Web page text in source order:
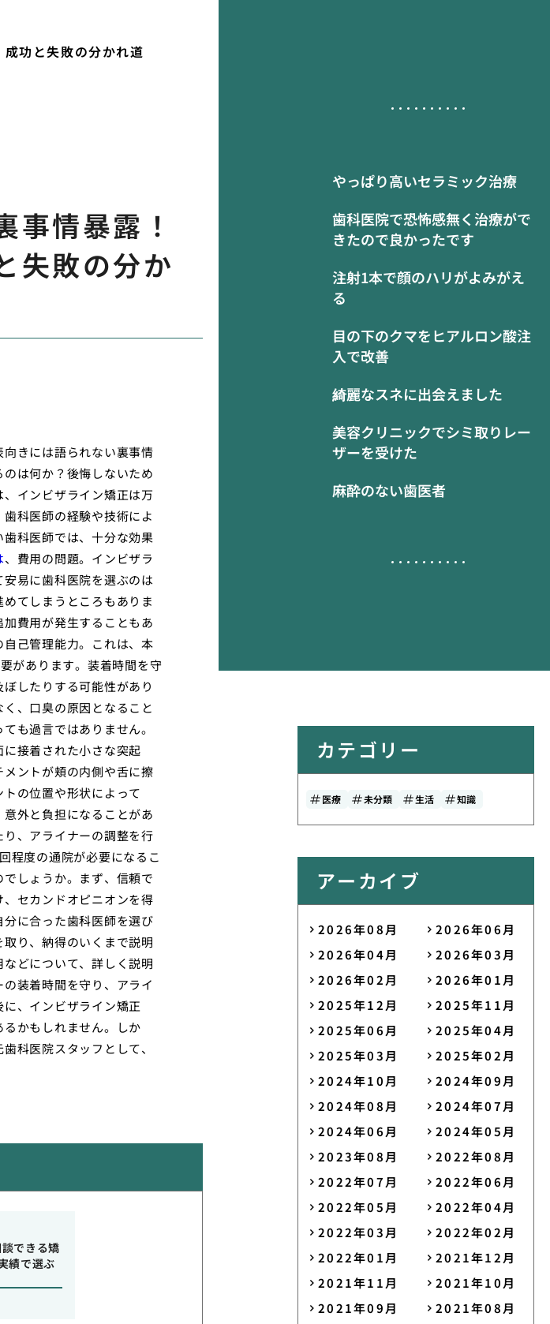
功と失敗の分かれ道
やっぱり高いセラミック治療
歯科医院で恐怖感無く治療がで
きたので良かったです
注射1本で顔のハリがよみがえ
る
目の下のクマをヒアルロン酸注
入で改善
綺麗なスネに出会えました
美容クリニックでシミ取りレー
ザーを受けた
麻酔のない歯医者
事情暴露！
失敗の分か
きには語られない裏事情
は何か？後悔しないため
インビザライン矯正は万
科医師の経験や技術によ
科医師では、十分な効果
、費用の問題。インビザラ
易に歯科医院を選ぶのは
てしまうところもありま
費用が発生することもあ
己管理能力。これは、本
があります。装着時間を守
したりする可能性があり
、口臭の原因となること
も過言ではありません。
接着された小さな突起
ントが頬の内側や舌に擦
の位置や形状によって
外と負担になることがあ
、アライナーの調整を行
程度の通院が必要になるこ
しょうか。まず、信頼で
セカンドオピニオンを得
に合った歯科医師を選び
り、納得のいくまで説明
どについて、詳しく説明
装着時間を守り、アライ
、インビザライン矯正
かもしれません。しか
科医院スタッフとして、
できる矯
績で選ぶ
カテゴリー
医療 未分類 生活 知識
アーカイブ
2026年08月
2026年06月
2026年04月
2026年03月
2026年02月
2026年01月
2025年12月
2025年11月
2025年06月
2025年04月
2025年03月
2025年02月
2024年10月
2024年09月
2024年08月
2024年07月
2024年06月
2024年05月
2023年08月
2022年08月
2022年07月
2022年06月
2022年05月
2022年04月
2022年03月
2022年02月
2022年01月
2021年12月
2021年11月
2021年10月
2021年09月
2021年08月